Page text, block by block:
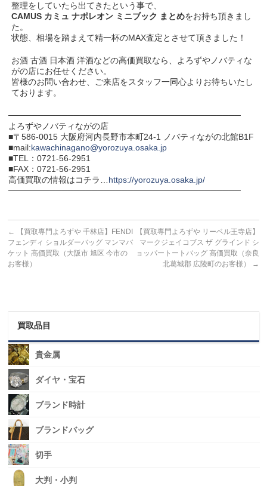
整理をしていたら出てきたという事で、
CAMUS カミュ ナポレオン ミニブック まとめをお持ち頂きまし
た。
状態、相場を踏まえて精一杯のMAX査定とさせて頂きました！
お酒 古酒 日本酒 洋酒などの高価買取なら、よろずやノバティな
がの店にお任せください。
皆様のお問い合わせ、ご来店をスタッフ一同心よりお待ちいたし
ております。
───────────────────────────────────────
よろずやノバティながの店
■〒586-0015 大阪府河内長野市本町24-1 ノバティながの北館B1F
■mail:kawachinagano@yorozuya.osaka.jp
■TEL：0721-56-2951
■FAX：0721-56-2951
高価買取の情報はコチラ…https://yorozuya.osaka.jp/
───────────────────────────────────────
←
【買取専門よろずや 千林店】FENDI
フェンディ ショルダーバッグ マンマバ
ケット 高価買取（大阪市 旭区 今市の
お客様）
【買取専門よろずや リーベル王寺店】
マークジェイコブス ザ グラインド シ
ョッパートートバッグ 高価買取（奈良
北葛城郡 広陵町のお客様）
→
買取品目
貴金属
ダイヤ・宝石
ブランド時計
ブランドバッグ
切手
大判・小判